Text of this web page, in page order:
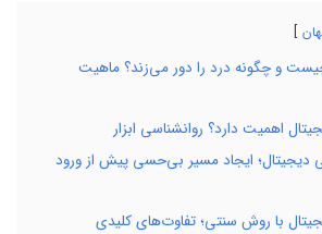
و چگونه درد را دور می‌زند؟ ماهیت
اهمیت دارد؟ روانشناسی ابزار
دیجیتال؛ ایجاد مسیر بی‌حسی پیش از ورود
با روش سنتی؛ تفاوت‌های کلیدی